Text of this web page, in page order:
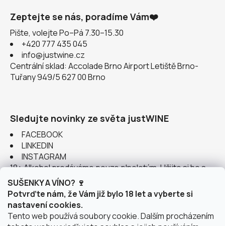
SUŠENKY A VÍNO? 🍷
Potvrďte nám, že Vám již bylo 18 let a vyberte si
nastavení cookies.
Tento web používá soubory cookie. Dalším procházením
Zeptejte se nás, poradíme Vám❤️
Pište, volejte Po–Pá 7.30–15.30
+420 777 435 045
info@justwine.cz
Centrální sklad: Accolade Brno Airport Letiště Brno-
Tuřany 949/5 627 00 Brno
Sledujte novinky ze světa justWINE
FACEBOOK
LINKEDIN
INSTAGRAM
18+ Alkohol prodáváme pouze plnoletým. Užijte si ho s
rozumem.